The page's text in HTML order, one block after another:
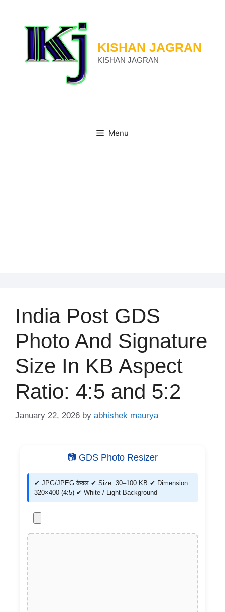
content
KISHAN JAGRAN
KISHAN JAGRAN
Menu
India Post GDS
Photo And Signature
Size In KB Aspect
Ratio: 4:5 and 5:2
January 22, 2026 by abhishek maurya
📷 GDS Photo Resizer
✔ JPG/JPEG केवल ✔ Size: 30–100 KB ✔ Dimension:
320×400 (4:5) ✔ White / Light Background